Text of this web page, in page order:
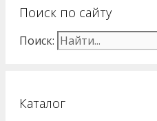
Поиск по сайту
Поиск:
Каталог